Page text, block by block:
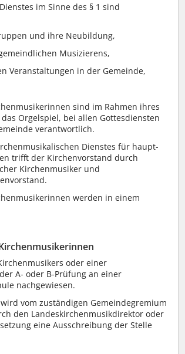
im Sinne des § 1 sind
und ihre Neubildung,
Musizierens,
Veranstaltungen in der Gemeinde,
sind im Rahmen ihres
Orgelspiel, bei allen Gottesdiensten
verantwortlich.
Dienstes für haupt-
trifft der Kirchenvorstand durch
Kirchenmusiker und
werden in einem
oder einer
A- oder B-Prüfung an einer
nachgewiesen.
vom zuständigen Gemeindegremium
den Landeskirchenmusikdirektor oder
eine Ausschreibung der Stelle